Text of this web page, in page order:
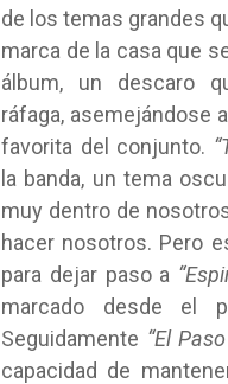
de los temas grandes
marca de la casa que
álbum, un descaro
ráfaga, asemejándose
favorita del conjunto.
la banda, un tema
muy dentro de
hacer nosotros. Pero
para dejar paso a “
marcado desde el
Seguidamente “El Paso
capacidad de